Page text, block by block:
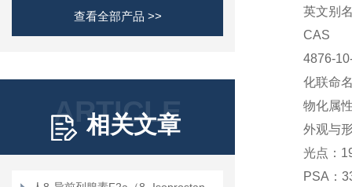
查看全部产品 >>
ARTICLE
相关文章
英文别
CAS
4876-
化联命
物化属
外观与
光点：
PSA：